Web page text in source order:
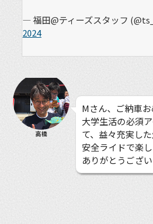
— 福田@ティーズスタッフ
2024
高橋
Mさん、ご納車
大学生活の必須
て、益々充実した
安全ライドで楽
ありがとうござ